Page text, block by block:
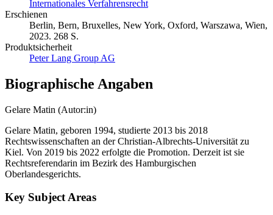
Internationales Verfahrensrecht
Erschienen
Berlin, Bern, Bruxelles, New York, Oxford, Warszawa, Wien,
2023. 268 S.
Produktsicherheit
Peter Lang Group AG
Biographische Angaben
Gelare Matin (Autor:in)
Gelare Matin, geboren 1994, studierte 2013 bis 2018
Rechtswissenschaften an der Christian-Albrechts-Universität zu
Kiel. Von 2019 bis 2022 erfolgte die Promotion. Derzeit ist sie
Rechtsreferendarin im Bezirk des Hamburgischen
Oberlandesgerichts.
Key Subject Areas